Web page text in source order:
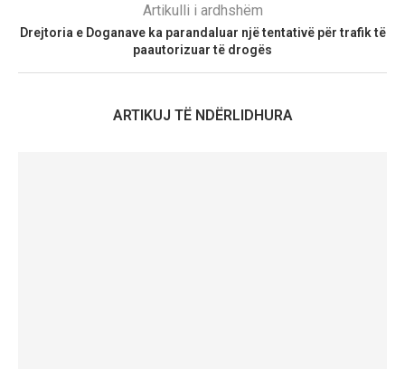
Artikulli i ardhshëm
Drejtoria e Doganave ka parandaluar një tentativë për trafik të
paautorizuar të drogës
ARTIKUJ TË NDËRLIDHURA